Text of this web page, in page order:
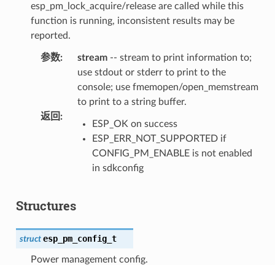
esp_pm_lock_acquire/release are called while this
function is running, inconsistent results may be
reported.
参数: stream-- stream to print information to;
use stdout or stderr to print to the
console; use fmemopen/open_memstream
to print to a string buffer.
返回 :
ESP_OK on success
ESP_ERR_NOT_SUPPORTED if
CONFIG_PM_ENABLE is not enabled
in sdkconfig
Structures
struct esp_pm_config_t
Power management config.